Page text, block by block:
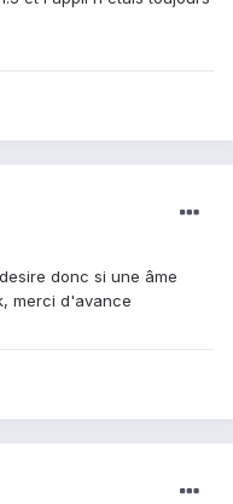
donc si une âme
merci d'avance